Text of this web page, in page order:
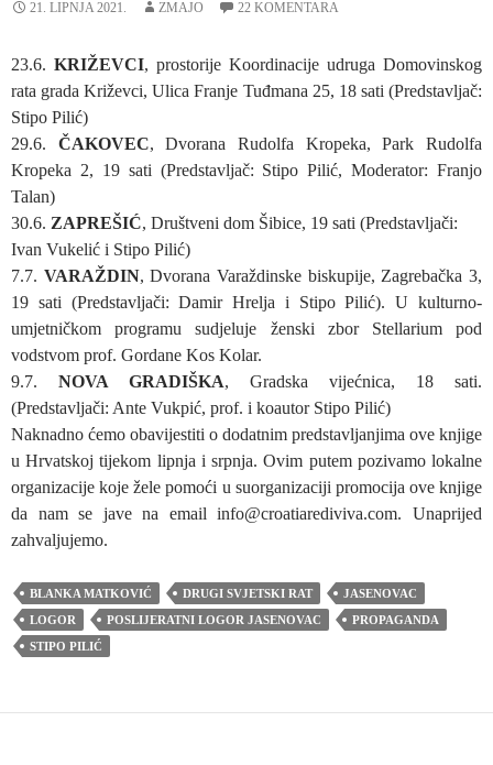
21. LIPNJA 2021. ZMAJO 22 KOMENTARA
23.6. KRIŽEVCI, prostorije Koordinacije udruga Domovinskog
rata grada Križevci, Ulica Franje Tuđmana 25, 18 sati (Predstavljač:
Stipo Pilić)
29.6. ČAKOVEC, Dvorana Rudolfa Kropeka, Park Rudolfa
Kropeka 2, 19 sati (Predstavljač: Stipo Pilić, Moderator: Franjo
Talan)
30.6. ZAPREŠIĆ, Društveni dom Šibice, 19 sati (Predstavljači:
Ivan Vukelić i Stipo Pilić)
7.7. VARAŽDIN, Dvorana Varaždinske biskupije, Zagrebačka 3,
19 sati (Predstavljači: Damir Hrelja i Stipo Pilić). U kulturno-
umjetničkom programu sudjeluje ženski zbor Stellarium pod
vodstvom prof. Gordane Kos Kolar.
9.7. NOVA GRADIŠKA, Gradska vijećnica, 18 sati.
(Predstavljači: Ante Vukpić, prof. i koautor Stipo Pilić)
Naknadno ćemo obavijestiti o dodatnim predstavljanjima ove knjige
u Hrvatskoj tijekom lipnja i srpnja. Ovim putem pozivamo lokalne
organizacije koje žele pomoći u suorganizaciji promocija ove knjige
da nam se jave na email info@croatiarediviva.com. Unaprijed
zahvaljujemo.
BLANKA MATKOVIĆ DRUGI SVJETSKI RAT
JASENOVAC
LOGOR
POSLIJERATNI LOGOR JASENOVAC
PROPAGANDA
STIPO PILIĆ